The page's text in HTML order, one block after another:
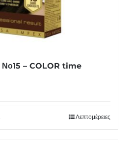
Νο15 – COLOR time
Λεπτομέρειες